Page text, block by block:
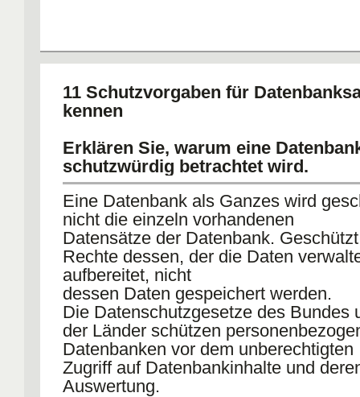
11 Schutzvorgaben für
kennen
Erklären Sie, warum eine
schutzwürdig betrachtet wird.
Eine Datenbank als Ganzes wird
nicht die einzeln vorhandenen
Datensätze der Datenbank.
Rechte dessen, der die Daten
aufbereitet, nicht
dessen Daten gespeichert werden.
Die Datenschutzgesetze des Bundes
der Länder schützen
Datenbanken vor dem unberechtigten
Zugriff auf Datenbankinhalte und
Auswertung.